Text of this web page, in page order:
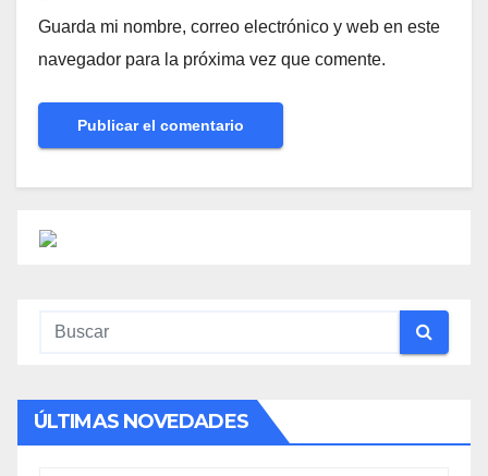
Guarda mi nombre, correo electrónico y web en este
navegador para la próxima vez que comente.
ÚLTIMAS NOVEDADES